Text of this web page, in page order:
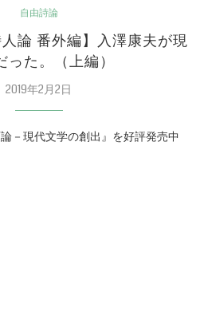
自由詩論
論 番外編】入澤康夫が現
った。（上編）
2019年2月2日
－現代文学の創出』を好評発売中